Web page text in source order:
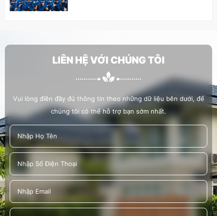
HOÀNG LAM THAM GIA “CHƯƠNG TRÌNH TƯ
VẤN, GIỚI THIỆU VIỆC LÀM CHO NGƯỜI LAO
ĐỘNG TRÊN ĐỊA BÀN TP. THỦ ĐỨC”
NGÀY HỘI CÔNG NHÂN VIÊN CHỨC - LAO
ĐỘNG HIẾN MÁU TÌNH NGUYỆN ĐỢT 4 - NĂM
2022
LIÊN HỆ VỚI CHÚNG TÔI
Vui lòng điền đầy đủ thông tin theo những dữ liệu bên dưới, để
chúng tôi có thể hỗ trợ bạn sớm nhất.